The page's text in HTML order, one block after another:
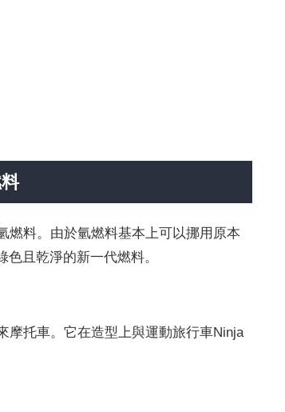
燃料。由於氫燃料基本上可以挪用原本
且乾淨的新一代燃料。
摩托車。它在造型上與運動旅行車Ninja